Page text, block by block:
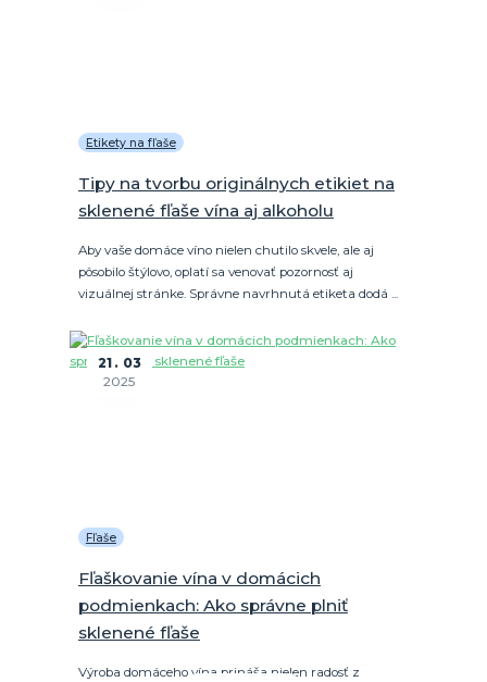
Etikety na fľaše
Tipy na tvorbu originálnych etikiet na
sklenené fľaše vína aj alkoholu
Aby vaše domáce víno nielen chutilo skvele, ale aj
pôsobilo štýlovo, oplatí sa venovať pozornosť aj
vizuálnej stránke. Správne navrhnutá etiketa dodá ...
21
03
2025
Fľaše
Fľaškovanie vína v domácich
podmienkach: Ako správne plniť
sklenené fľaše
Výroba domáceho vína prináša nielen radosť z